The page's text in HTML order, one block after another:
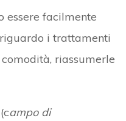
essere facilmente
i trattamenti
riassumerle
ampo di